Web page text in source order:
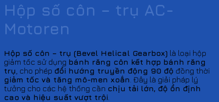
Hộp số côn – trụ AC-
Motoren
Hộp số côn – trụ (Bevel Helical Gearbox) là loại hộp
giảm tốc sử dụng bánh răng côn kết hợp bánh răng
trụ , cho phép đổi hướng truyền động 90 độ đồng thời
giảm tốc và tăng mô-men xoắn . Đây là giải pháp lý
tưởng cho các hệ thống cần chịu tải lớn, độ ổn định
cao và hiệu suất vượt trội